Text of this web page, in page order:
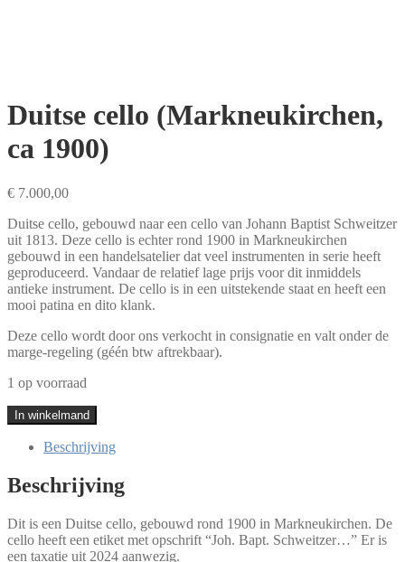
Duitse cello (Markneukirchen,
ca 1900)
€ 7.000,00
Duitse cello, gebouwd naar een cello van Johann Baptist Schweitzer
uit 1813. Deze cello is echter rond 1900 in Markneukirchen
gebouwd in een handelsatelier dat veel instrumenten in serie heeft
geproduceerd. Vandaar de relatief lage prijs voor dit inmiddels
antieke instrument. De cello is in een uitstekende staat en heeft een
mooi patina en dito klank.
Deze cello wordt door ons verkocht in consignatie en valt onder de
marge-regeling (géén btw aftrekbaar).
1 op voorraad
Duitse
cello
(Markneukirchen,
1900)
aantal
In winkelmand
Beschrijving
Beschrijving
Dit is een Duitse cello, gebouwd rond 1900 in Markneukirchen. De
cello heeft een etiket met opschrift “Joh. Bapt. Schweitzer…” Er is
een taxatie uit 2024 aanwezig.